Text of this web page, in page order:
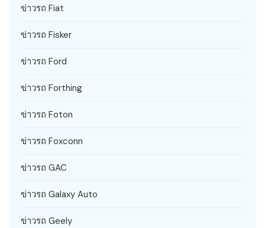
ข่าวรถ Fiat
ข่าวรถ Fisker
ข่าวรถ Ford
ข่าวรถ Forthing
ข่าวรถ Foton
ข่าวรถ Foxconn
ข่าวรถ GAC
ข่าวรถ Galaxy Auto
ข่าวรถ Geely